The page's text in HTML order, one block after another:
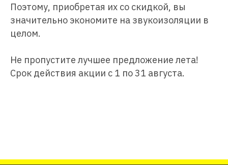
Поэтому, приобретая их со скидкой, вы
значительно экономите на звукоизоляции в
целом.
Не пропустите лучшее предложение лета!
Срок действия акции с 1 по 31 августа.